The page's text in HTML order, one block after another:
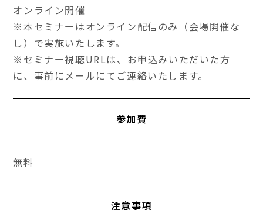
オンライン開催
※本セミナーはオンライン配信のみ（会場開催な
し）で実施いたします。
※セミナー視聴URLは、お申込みいただいた方
に、事前にメールにてご連絡いたします。
参加費
無料
注意事項